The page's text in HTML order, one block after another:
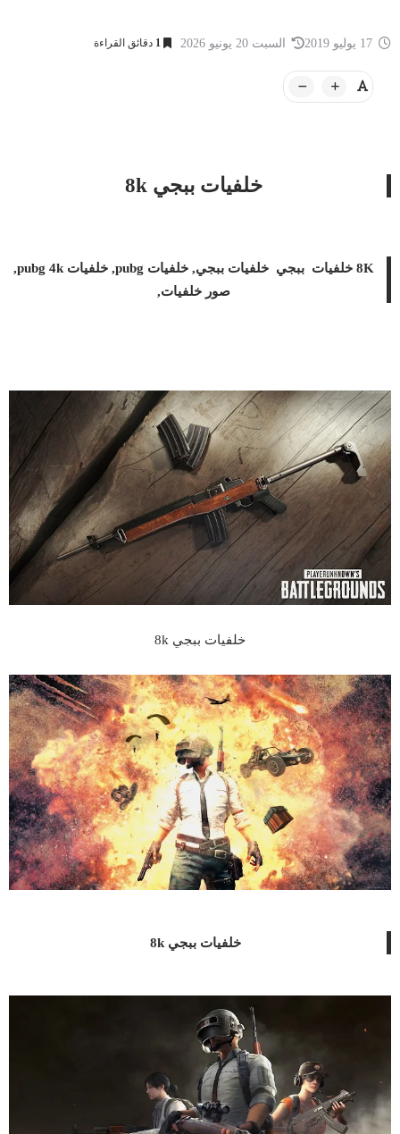
السبت 20 يونيو 2026 1 دقائق القراءة
خلفيات ببجي 8k
8K خلفيات ببجي خلفيات ببجي, خلفيات pubg, خلفيات pubg 4k,
صور خلفيات,
خلفيات ببجي 8k
خلفيات ببجي 8k